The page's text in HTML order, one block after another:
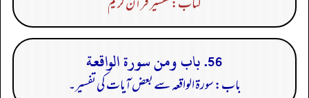
56. باب ومن سورة الواقعة
باب: سورۃ الواقعہ سے بعض آیات کی تفسیر۔